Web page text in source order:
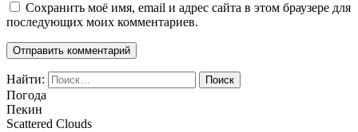
Сохранить моё имя, email и адрес сайта в этом браузере для
последующих моих комментариев.
Найти:
Погода
Пекин
Scattered Clouds